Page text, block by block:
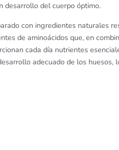
desarrollo del cuerpo óptimo.
con ingredientes naturales
de aminoácidos que, en
cada día nutrientes
adecuado de los huesos,